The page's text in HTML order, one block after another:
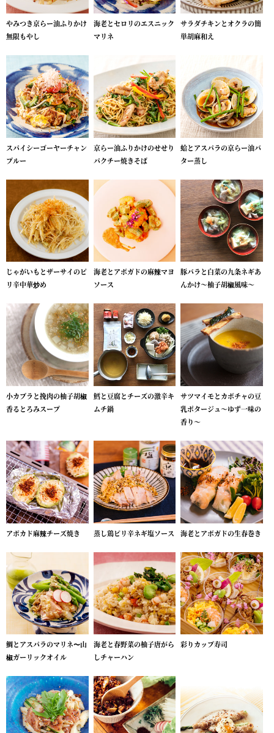
やみつき京らー油ふりかけ
無限もやし
海老とセロリのエスニック
マリネ
サラダチキンとオクラの簡
単胡麻和え
スパイシーゴーヤーチャン
プルー
京らー油ふりかけのせせり
パクチー焼きそば
蛤とアスパラの京らー油バ
ター蒸し
じゃがいもとザーサイのピ
リ辛中華炒め
海老とアボガドの麻辣マヨ
ソース
豚バラと白菜の九条ネギあ
んかけ～柚子胡椒風味～
小カブラと挽肉の柚子胡椒
香るとろみスープ
鱈と豆腐とチーズの激辛キ
ムチ鍋
サツマイモとカボチャの豆
乳ポタージュ～ゆず一味の
香り～
アボカド麻辣チーズ焼き 蒸し鶏ピリ辛ネギ塩ソース 海老とアボガドの生春巻き
鯛とアスパラのマリネ〜山
椒ガーリックオイル
海老と春野菜の柚子唐がら
しチャーハン
彩りカップ寿司